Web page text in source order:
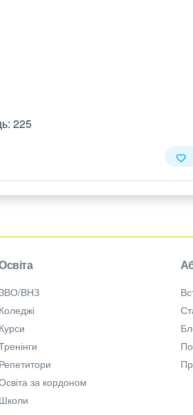
225
ВНЗ
Коледжі
Курси
Репетитори
за кордоном
Школи